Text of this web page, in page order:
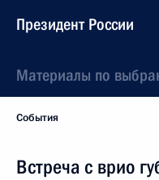
Президент России
Материалы по
События
Встреча с врио